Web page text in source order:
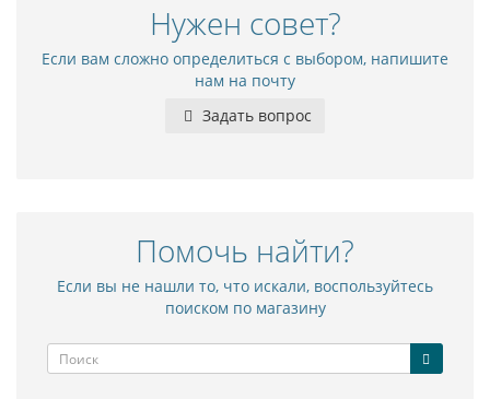
Нужен совет?
Если вам сложно определиться с выбором, напишите
нам на почту
Задать вопрос
Помочь найти?
Если вы не нашли то, что искали, воспользуйтесь
поиском по магазину